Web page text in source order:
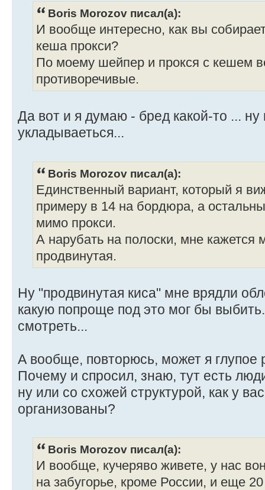
Boris Morozov писал(а):
И вообще интересно, как вы
кеша прокси?
По моему шейпер и прокся с кешем
противоречивые.
Да вот и я думаю - бред какой-то ... ну
укладываеться...
Boris Morozov писал(а):
Единственный вариант, который я
примеру в 14 на бордюра, а
мимо прокси.
А нарубать на полоски, мне кажется
продвинутая.
Ну "продвинутая киса" мне врядли
какую попроще под это мог бы
смотреть...
А вообще, повторюсь, может я глупое
Почему и спросил, знаю, тут есть
ну или со схожей структурой, как у
организованы?
Boris Morozov писал(а):
И вообще, кучеряво живете, у нас
на забугорье, кроме России, и еще